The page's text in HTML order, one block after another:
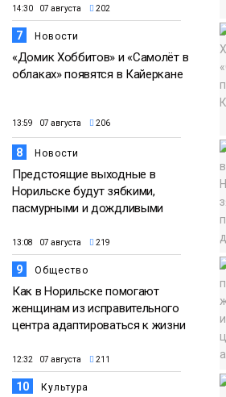
14:30 07 августа 202
7 Новости
«Домик Хоббитов» и «Самолёт в
облаках» появятся в Кайеркане
13:59 07 августа 206
8 Новости
Предстоящие выходные в
Норильске будут зябкими,
пасмурными и дождливыми
13:08 07 августа 219
9 Общество
Как в Норильске помогают
женщинам из исправительного
центра адаптироваться к жизни
12:32 07 августа 211
10 Культура